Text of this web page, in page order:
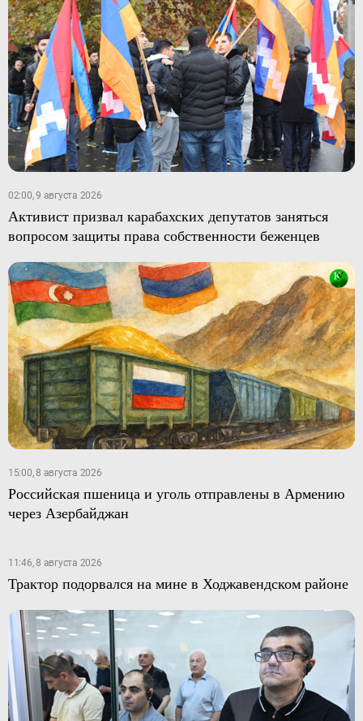
02:00, 9 августа 2026
Активист призвал карабахских депутатов заняться
вопросом защиты права собственности беженцев
15:00, 8 августа 2026
Российская пшеница и уголь отправлены в Армению
через Азербайджан
11:46, 8 августа 2026
Трактор подорвался на мине в Ходжавендском районе